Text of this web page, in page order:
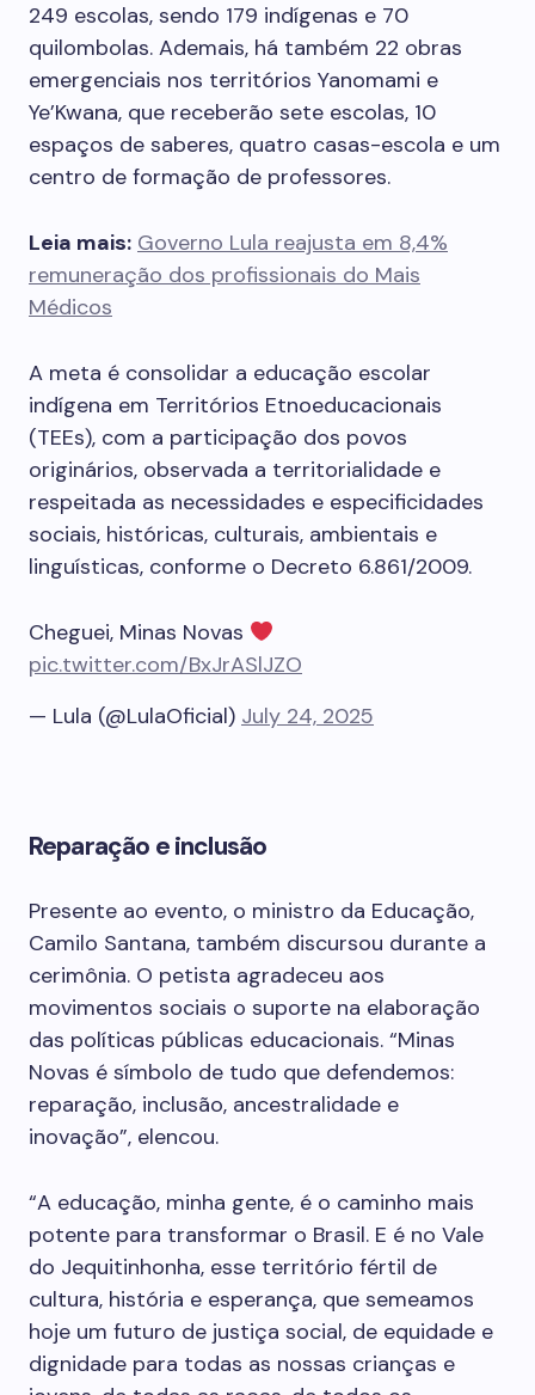
249 escolas, sendo 179 indígenas e 70
quilombolas. Ademais, há também 22 obras
emergenciais nos territórios Yanomami e
Ye’Kwana, que receberão sete escolas, 10
espaços de saberes, quatro casas-escola e um
centro de formação de professores.
Leia mais: Governo Lula reajusta em 8,4%
remuneração dos profissionais do Mais
Médicos
A meta é consolidar a educação escolar
indígena em Territórios Etnoeducacionais
(TEEs), com a participação dos povos
originários, observada a territorialidade e
respeitada as necessidades e especificidades
sociais, históricas, culturais, ambientais e
linguísticas, conforme o Decreto 6.861/2009.
Cheguei, Minas Novas
pic.twitter.com/BxJrASlJZO
— Lula (@LulaOficial) July 24, 2025
Reparação e inclusão
Presente ao evento, o ministro da Educação,
Camilo Santana, também discursou durante a
cerimônia. O petista agradeceu aos
movimentos sociais o suporte na elaboração
das políticas públicas educacionais. “Minas
Novas é símbolo de tudo que defendemos:
reparação, inclusão, ancestralidade e
inovação”, elencou.
“A educação, minha gente, é o caminho mais
potente para transformar o Brasil. E é no Vale
do Jequitinhonha, esse território fértil de
cultura, história e esperança, que semeamos
hoje um futuro de justiça social, de equidade e
dignidade para todas as nossas crianças e